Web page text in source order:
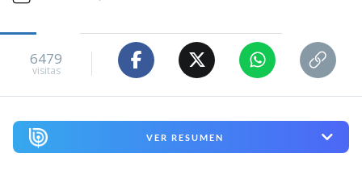
6479
visitas
VER RESUMEN